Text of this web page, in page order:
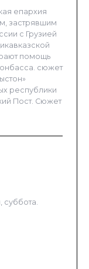
епархия
застрявшим
с Грузией
помощь
сюжет
республики
Пост. Сюжет
суббота.